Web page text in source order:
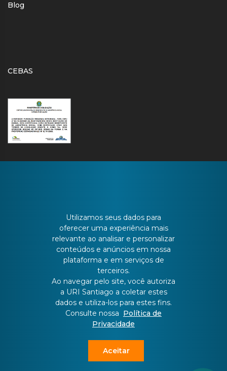
Blog
CEBAS
Batista Bonoto Sobrinho, 733
atendimento@urisantiago.br
Utilizamos seus dados para
oferecer uma experiência mais
relevante ao analisar e personalizar
conteúdos e anúncios em nossa
plataforma e em serviços de
terceiros.
Ao navegar pelo site, você autoriza
a URI Santiago a coletar estes
dados e utiliza-los para estes fins.
Consulte nossa Política de
Privacidade
Aceitar